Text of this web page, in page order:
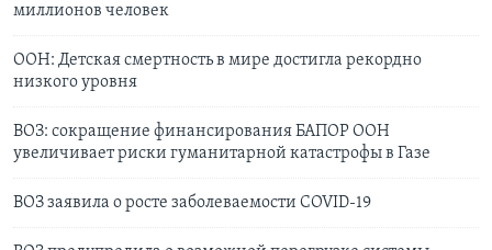
миллионов человек
ООН: Детская смертность в мире достигла рекордно
низкого уровня
ВОЗ: сокращение финансирования БАПОР ООН
увеличивает риски гуманитарной катастрофы в Газе
ВОЗ заявила о росте заболеваемости COVID-19